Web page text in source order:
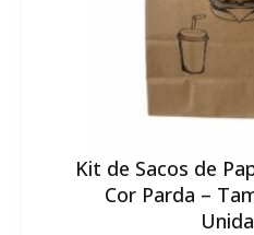
Kit de Sacos de
Cor Parda –